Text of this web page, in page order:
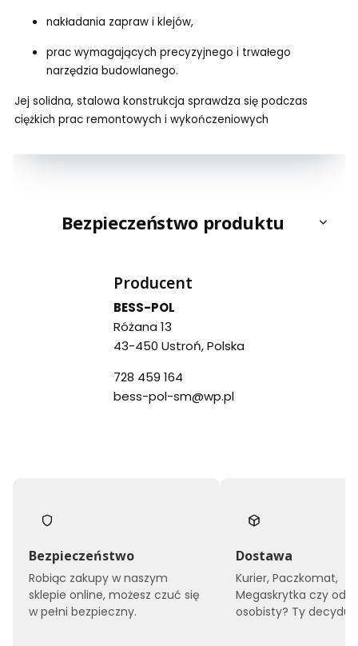
nakładania zapraw i klejów,
prac wymagających precyzyjnego i trwałego
narzędzia budowlanego.
Jej solidna, stalowa konstrukcja sprawdza się podczas
ciężkich prac remontowych i wykończeniowych
Bezpieczeństwo produktu
Producent
BESS-POL
Różana 13
43-450 Ustroń, Polska
728 459 164
bess-pol-sm@wp.pl
Bezpieczeństwo
Robiąc zakupy w naszym
sklepie online, możesz czuć się
w pełni bezpieczny.
Dostawa
Kurier, Paczkomat,
Megaskrytka czy
osobisty? Ty